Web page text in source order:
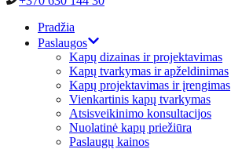
Pradžia
Paslaugos
Kapų dizainas ir projektavimas
Kapų tvarkymas ir apželdinimas
Kapų projektavimas ir įrengimas
Vienkartinis kapų tvarkymas
Atsisveikinimo konsultacijos
Nuolatinė kapų priežiūra
Paslaugų kainos